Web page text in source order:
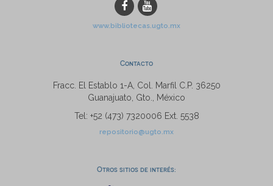
www.bibliotecas.ugto.mx
Contacto
Fracc. El Establo 1-A, Col. Marfil C.P. 36250
Guanajuato, Gto., México
Tel: +52 (473) 7320006 Ext. 5538
repositorio@ugto.mx
Otros sitios de interés: